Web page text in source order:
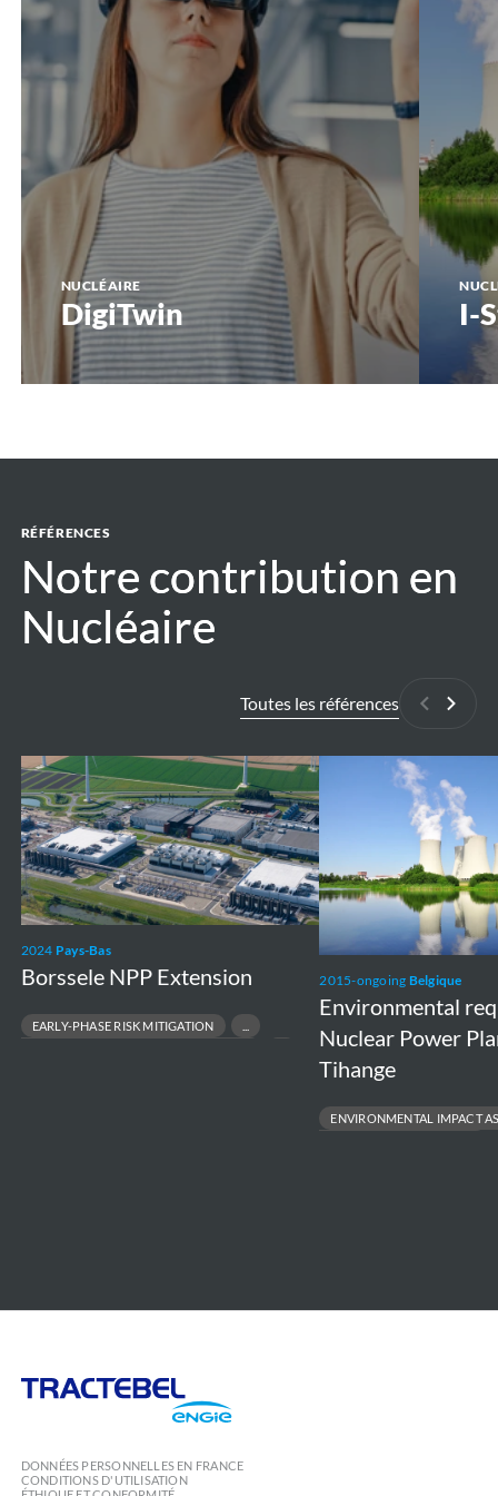
NUCLÉAIRE
DigiTwin I-
RÉFÉRENCES
Notre contribution en
Nucléaire
Notre contribution en
Nucléaire
Toutes les références
2024 Pays-Bas
Borssele NPP Extension
EARLY-PHASE RISK MITIGATION
Borssele
NPP
Extension
2015-ongoing Belgique
Environmental
Nuclear Power
Tihange
ENVIRONMENTAL IMPACT
Environmental
requirements
Nuclear
Power
Plants
Doel
and
Tihange
Engie
DONNÉES PERSONNELLES EN FRANCE
CONDITIONS D'UTILISATION